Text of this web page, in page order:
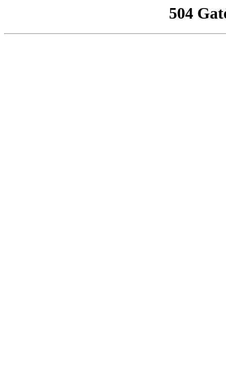
504